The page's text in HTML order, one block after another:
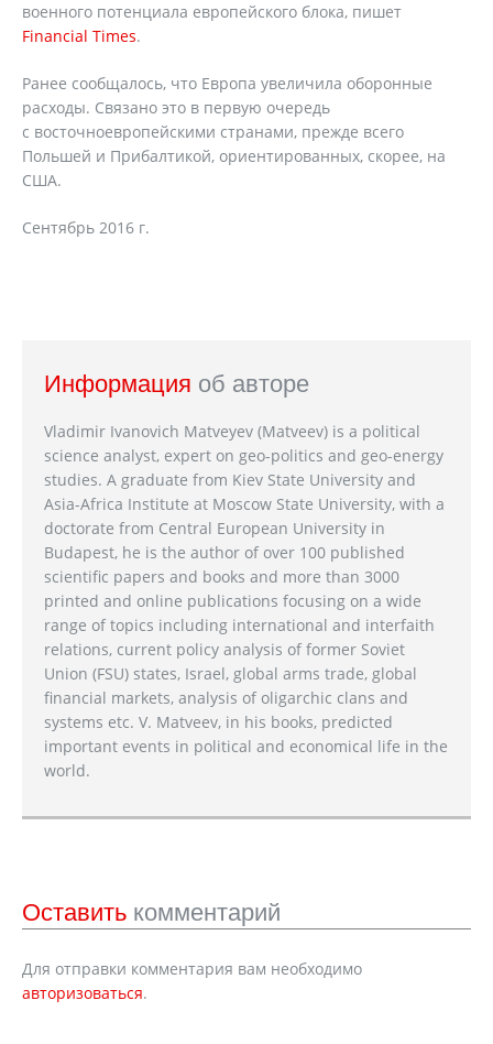
военного потенциала европейского блока, пишет
Financial Times.
Ранее сообщалось, что Европа увеличила оборонные
расходы. Связано это в первую очередь
с восточноевропейскими странами, прежде всего
Польшей и Прибалтикой, ориентированных, скорее, на
США.
Сентябрь 2016 г.
Информация об авторе
Vladimir Ivanovich Matveyev (Matveev) is a political
science analyst, expert on geo-politics and geo-energy
studies. A graduate from Kiev State University and
Asia-Africa Institute at Moscow State University, with a
doctorate from Central European University in
Budapest, he is the author of over 100 published
scientific papers and books and more than 3000
printed and online publications focusing on a wide
range of topics including international and interfaith
relations, current policy analysis of former Soviet
Union (FSU) states, Israel, global arms trade, global
financial markets, analysis of oligarchic clans and
systems etc. V. Matveev, in his books, predicted
important events in political and economical life in the
world.
Оставить комментарий
Для отправки комментария вам необходимо
авторизоваться.